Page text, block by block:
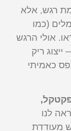
רגש, אלא
(כמו
אולי הרגש
– ייצוג ריק
כאמיתי
לנו
מעודדת